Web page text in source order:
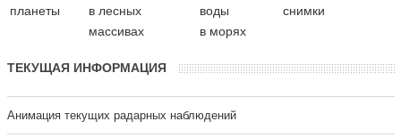
планеты
в лесных
массивах
воды
в морях
снимки
ТЕКУЩАЯ ИНФОРМАЦИЯ
Анимация текущих радарных наблюдений